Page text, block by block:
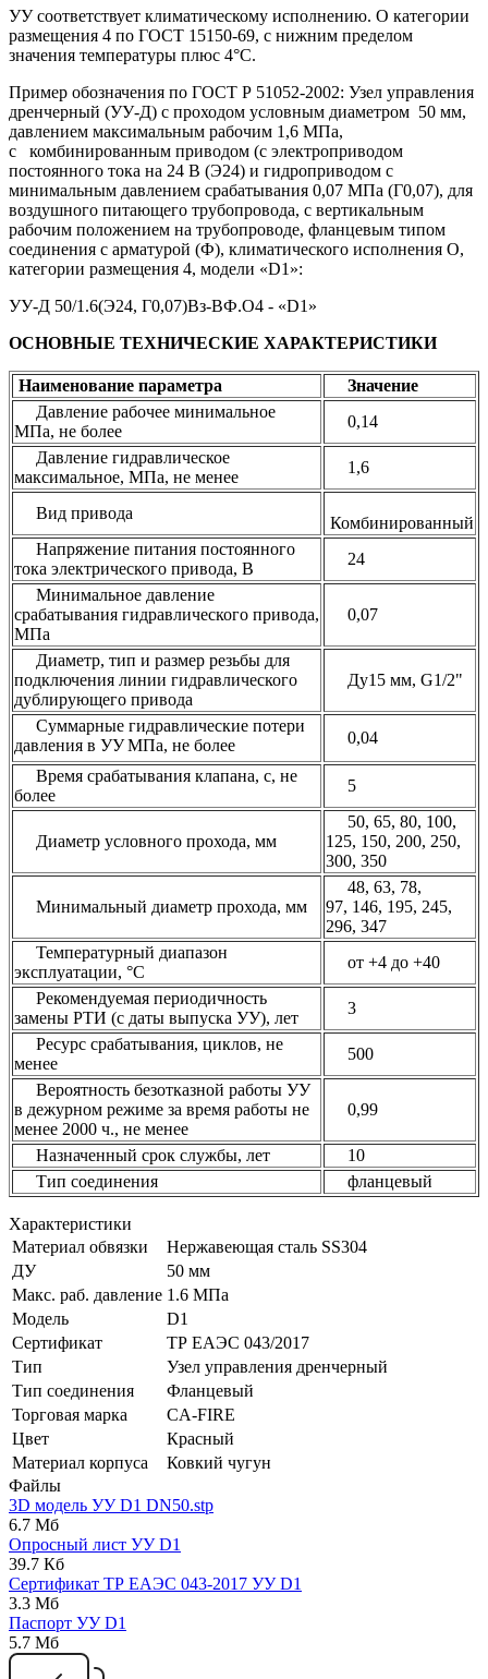
УУ соответствует климатическому исполнению. О категории
размещения 4 по ГОСТ 15150-69, с нижним пределом
значения температуры плюс 4°С.
Пример обозначения по ГОСТ Р 51052-2002: Узел управления
дренчерный (УУ-Д) с проходом условным диаметром 50 мм,
давлением максимальным рабочим 1,6 МПа,
с комбинированным приводом (с электроприводом
постоянного тока на 24 В (Э24) и гидроприводом с
минимальным давлением срабатывания 0,07 МПа (Г0,07), для
воздушного питающего трубопровода, с вертикальным
рабочим положением на трубопроводе, фланцевым типом
соединения с арматурой (Ф), климатического исполнения О,
категории размещения 4, модели «D1»:
УУ-Д 50/1.6(Э24, Г0,07)Вз-ВФ.О4 - «D1»
ОСНОВНЫЕ ТЕХНИЧЕСКИЕ ХАРАКТЕРИСТИКИ
Наименование параметра
Значение
Давление рабочее минимальное
МПа, не более
0,14
Давление гидравлическое
максимальное, МПа, не менее
1,6
Вид привода
Комбинированный
Напряжение питания постоянного
тока электрического привода, В
24
Минимальное давление
срабатывания гидравлического привода,
МПа
0,07
Диаметр, тип и размер резьбы для
подключения линии гидравлического
дублирующего привода
Ду15 мм, G1/2"
Суммарные гидравлические потери
давления в УУМПа, не более 0,04
Время срабатывания клапана, с, не
более
5
Диаметр условного прохода, мм
50, 65, 80, 100,
125, 150, 200, 250,
300, 350
Минимальный диаметр прохода, мм
48, 63, 78,
97, 146, 195, 245,
296, 347
Температурный диапазон
эксплуатации, °С
от +4 до +40
Рекомендуемая периодичность
замены РТИ (с даты выпуска УУ), лет
3
Ресурс срабатывания, циклов, не
менее
500
Вероятность безотказной работы УУ
в дежурном режиме за время работы не
менее 2000 ч., не менее
0,99
Назначенный срок службы, лет
10
Тип соединения
фланцевый
Характеристики
Материал обвязки
Нержавеющая сталь SS304
ДУ
50 мм
Макс. раб. давление 1.6 МПа
Модель
D1
Сертификат
ТР ЕАЭС 043/2017
Тип
Узел управления дренчерный
Тип соединения
Фланцевый
Торговая марка
CA-FIRE
Цвет
Красный
Материал корпуса
Ковкий чугун
Файлы
3D модель УУ D1 DN50.stp
6.7 Мб
Опросный лист УУ D1
39.7 Кб
Сертификат ТР ЕАЭС 043-2017 УУ D1
3.3 Мб
Паспорт УУ D1
5.7 Мб